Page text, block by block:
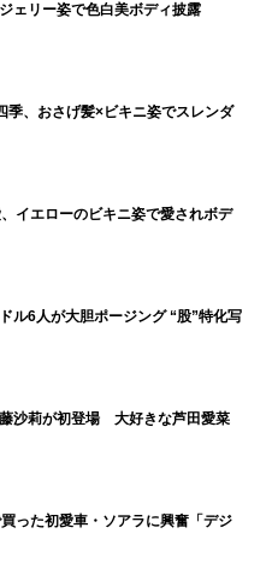
ェリー姿で色白美ボディ披露
季、おさげ髪×ビキニ姿でスレンダ
イエローのビキニ姿で愛されボデ
ル6人が大胆ポージング “股”特化写
藤沙莉が初登場 大好きな芦田愛菜
った初愛車・ソアラに興奮「デジ